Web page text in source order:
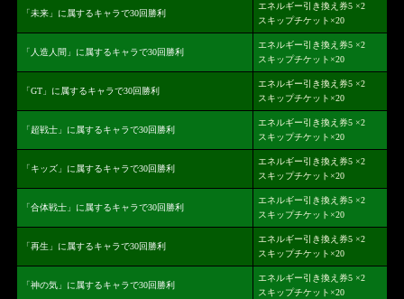
「未来」に属するキャラで30回勝利
エネルギー引き換え券5 ×2
スキップチケット×20
「人造人間」に属するキャラで30回勝利
エネルギー引き換え券5 ×2
スキップチケット×20
「GT」に属するキャラで30回勝利
エネルギー引き換え券5 ×2
スキップチケット×20
「超戦士」に属するキャラで30回勝利
エネルギー引き換え券5 ×2
スキップチケット×20
「キッズ」に属するキャラで30回勝利
エネルギー引き換え券5 ×2
スキップチケット×20
「合体戦士」に属するキャラで30回勝利
エネルギー引き換え券5 ×2
スキップチケット×20
「再生」に属するキャラで30回勝利
エネルギー引き換え券5 ×2
スキップチケット×20
「神の気」に属するキャラで30回勝利
エネルギー引き換え券5 ×2
スキップチケット×20